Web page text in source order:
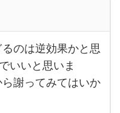
のは逆効果かと思
いいと思いま
謝ってみてはいか